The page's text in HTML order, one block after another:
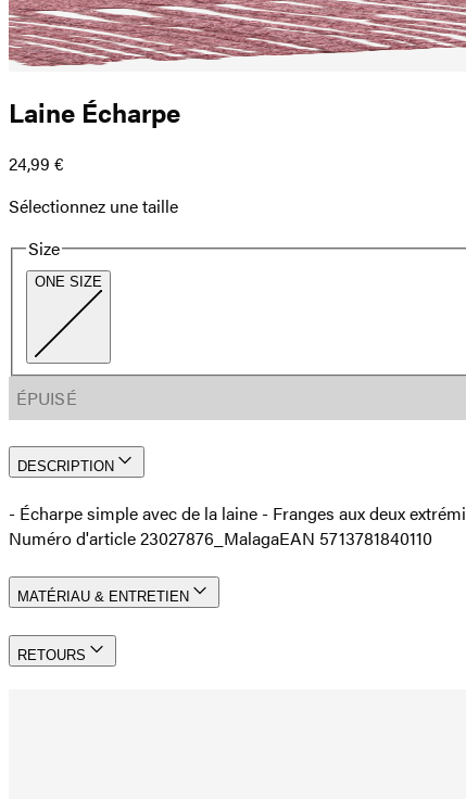
Laine Écharpe
24,99 €
Sélectionnez une taille
Size
ONE SIZE
ÉPUISÉ
DESCRIPTION
- Écharpe simple avec de la laine - Franges aux deux
Numéro d'article 23027876_MalagaEAN 5713781840110
MATÉRIAU & ENTRETIEN
RETOURS